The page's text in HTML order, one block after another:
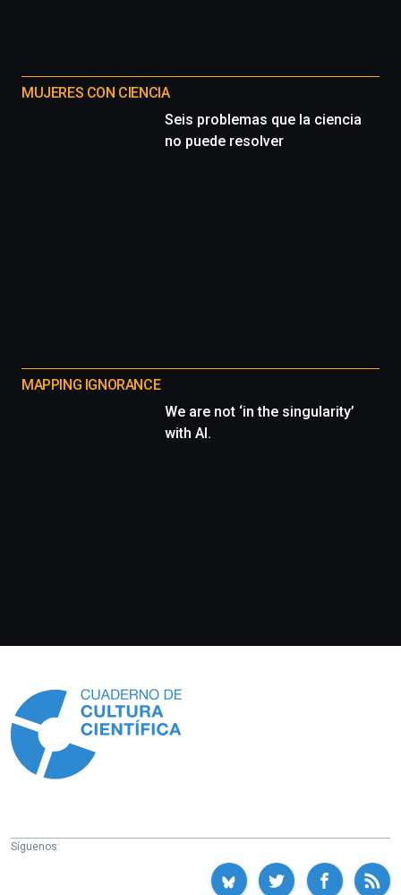
MUJERES CON CIENCIA
Seis problemas que la ciencia
no puede resolver
MAPPING IGNORANCE
We are not ‘in the singularity’
with AI.
Síguenos: